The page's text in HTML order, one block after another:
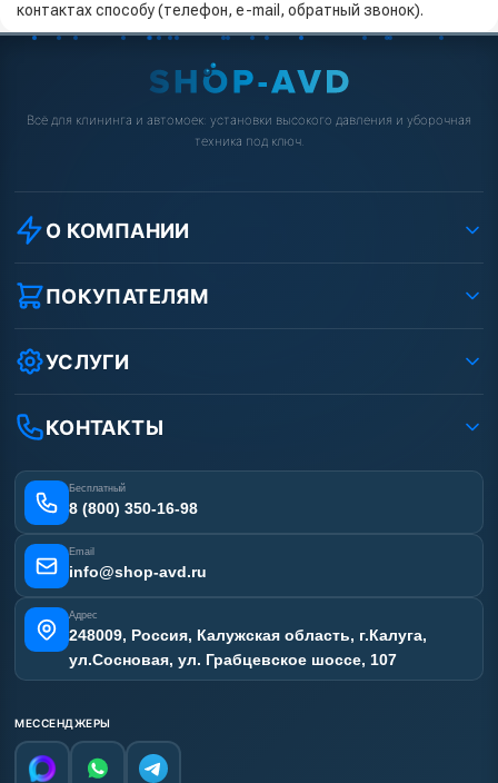
контактах способу (телефон, e-mail, обратный звонок).
Всё для клининга и автомоек: установки высокого давления и уборочная
техника под ключ.
О КОМПАНИИ
О компании
Реквизиты ООО «Шоп АВД»
Условия соглашения
Вакансии
Статьи
ПОКУПАТЕЛЯМ
Как заказать?
Оплата
Лизинг
Получить скидку
УСЛУГИ
Ремонт АВД
Сертификаты
Отзывы наших клиентов
Карта сайта
КОНТАКТЫ
Бесплатный
8 (800) 350-16-98
Email
info@shop-avd.ru
Адрес
248009, Россия, Калужская область, г.Калуга,
ул.Сосновая, ул. Грабцевское шоссе, 107
МЕССЕНДЖЕРЫ